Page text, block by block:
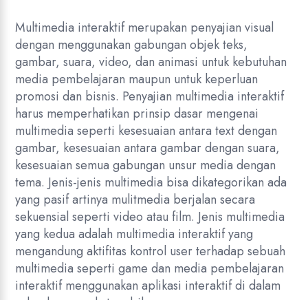
Multimedia interaktif merupakan penyajian visual
dengan menggunakan gabungan objek teks,
gambar, suara, video, dan animasi untuk kebutuhan
media pembelajaran maupun untuk keperluan
promosi dan bisnis. Penyajian multimedia interaktif
harus memperhatikan prinsip dasar mengenai
multimedia seperti kesesuaian antara text dengan
gambar, kesesuaian antara gambar dengan suara,
kesesuaian semua gabungan unsur media dengan
tema. Jenis-jenis multimedia bisa dikategorikan ada
yang pasif artinya mulitmedia berjalan secara
sekuensial seperti video atau film. Jenis multimedia
yang kedua adalah multimedia interaktif yang
mengandung aktifitas kontrol user terhadap sebuah
multimedia seperti game dan media pembelajaran
interaktif menggunakan aplikasi interaktif di dalam